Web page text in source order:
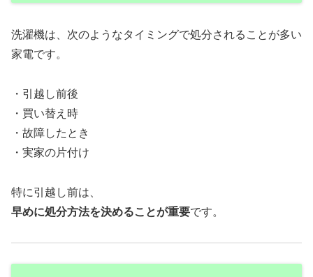
洗濯機は、次のようなタイミングで処分されることが多い
家電です。
・引越し前後
・買い替え時
・故障したとき
・実家の片付け
特に引越し前は、
早めに処分方法を決めることが重要です。